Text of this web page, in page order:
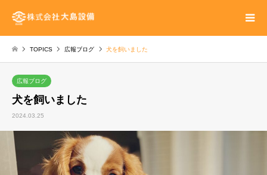
TOPICS 広報ブログ 犬を飼いました
広報ブログ
犬を飼いました
2024.03.25